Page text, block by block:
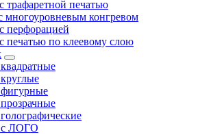
трафаретной печатью
многоуровневым конгревом
перфорацией
печатью по клеевому слою
с ЛОГО